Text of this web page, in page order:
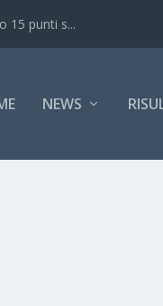
15 punti s...
NEWS